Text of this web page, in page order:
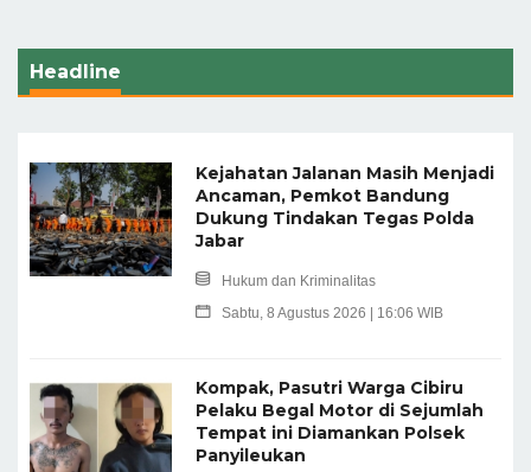
Headline
Kejahatan Jalanan Masih Menjadi
Ancaman, Pemkot Bandung
Dukung Tindakan Tegas Polda
Jabar
Hukum dan Kriminalitas
Sabtu, 8 Agustus 2026 | 16:06 WIB
Kompak, Pasutri Warga Cibiru
Pelaku Begal Motor di Sejumlah
Tempat ini Diamankan Polsek
Panyileukan